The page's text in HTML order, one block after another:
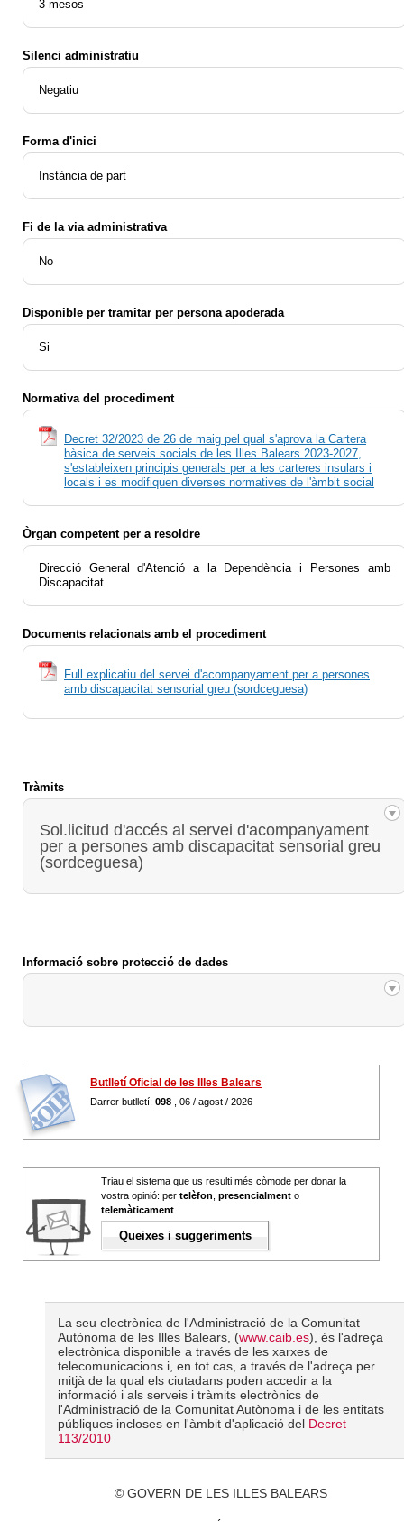
3 mesos
Silenci administratiu
Negatiu
Forma d'inici
Instància de part
Fi de la via administrativa
No
Disponible per tramitar per persona apoderada
Si
Normativa del procediment
Decret 32/2023 de 26 de maig pel qual s'aprova la Cartera
bàsica de serveis socials de les Illes Balears 2023-2027,
s'estableixen principis generals per a les carteres insulars i
locals i es modifiquen diverses normatives de l'àmbit social
Òrgan competent per a resoldre
Direcció General d'Atenció a la Dependència i Persones amb
Discapacitat
Documents relacionats amb el procediment
Full explicatiu del servei d'acompanyament per a persones
amb discapacitat sensorial greu (sordceguesa)
Tràmits
Sol.licitud d'accés al servei d'acompanyament
per a persones amb discapacitat sensorial greu
(sordceguesa)
Informació sobre protecció de dades
Butlletí Oficial de les Illes Balears
Darrer butlletí: 098 , 06 / agost / 2026
Triau el sistema que us resulti més còmode per donar la
vostra opinió: per telèfon presencialment o
telemàticament
Queixes i suggeriments
La seu electrònica de l'Administració de la Comunitat
Autònoma de les Illes Balears, (www.caib.es), és l'adreça
electrònica disponible a través de les xarxes de
telecomunicacions i, en tot cas, a través de l'adreça per
mitjà de la qual els ciutadans poden accedir a la
informació i als serveis i tràmits electrònics de
l'Administració de la Comunitat Autònoma i de les entitats
públiques incloses en l'àmbit d'aplicació del Decret
113/2010
© GOVERN DE LES ILLES BALEARS